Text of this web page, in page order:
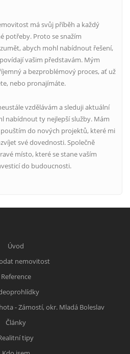
má svůj příběh a každý
potřeby. Proto se snažím
abych mohl nabídnout řešení,
vašim představám. Mým
a bezproblémový proces, ať už
nebo pronajímáte.
vzdělávám a sleduji aktuální
nabídnout ty nejlepší služby. Mám
pouštím do nových projektů, které mi
své dovednosti. Společně
místo, které se stane vaším
do budoucnosti.
Úvod
nemovitost
Reference
- Zámostí, okr. Mladá Boleslav
Články
tipy